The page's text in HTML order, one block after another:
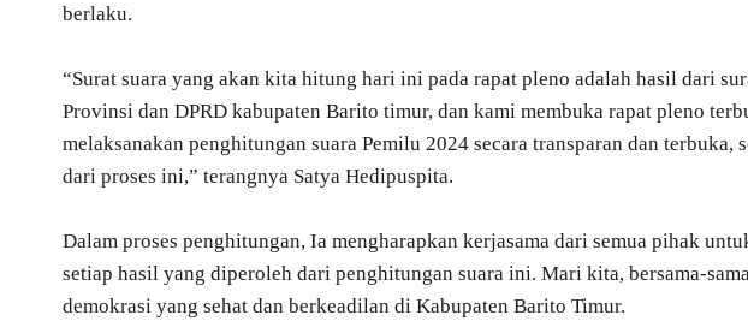
berlaku.
“Surat suara yang akan kita hitung hari ini pada rapat pleno adalah hasil dari
Provinsi dan DPRD kabupaten Barito timur, dan kami membuka rapat pleno
melaksanakan penghitungan suara Pemilu 2024 secara transparan dan
dari proses ini,” terangnya Satya Hedipuspita.
Dalam proses penghitungan, Ia mengharapkan kerjasama dari semua pihak
setiap hasil yang diperoleh dari penghitungan suara ini. Mari kita, bersama-
demokrasi yang sehat dan berkeadilan di Kabupaten Barito Timur.